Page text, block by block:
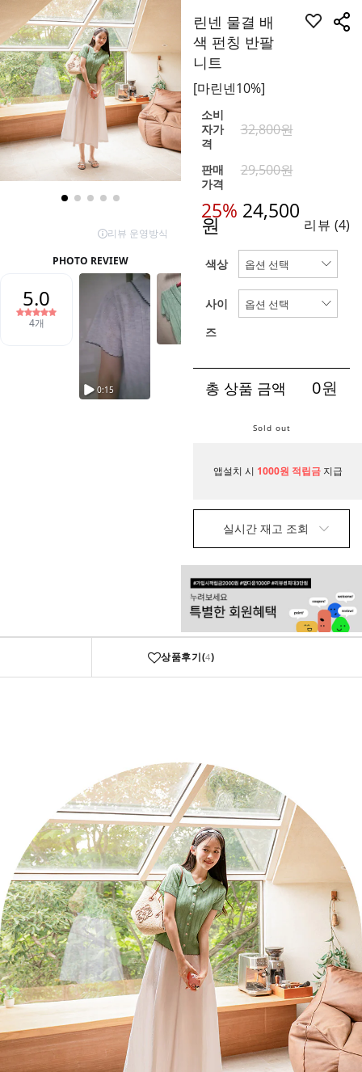
린넨 물결 배
색 펀칭 반팔
니트
[마린넨10%]
소비
자가
격
32,800원
판매
가격
29,500원
25% 24,500
원 리뷰 (4)
색상
사이
즈
총 상품 금액 0원
Sold out
앱설치 시 1000원 적립금 지급
실시간 재고 조회
상품후기(4)